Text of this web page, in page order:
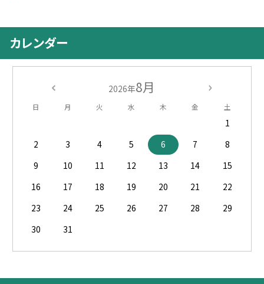
カレンダー
2026年8月
日 月 火 水 木 金 土
1
2
3 4 5 6 7
8
9
10 11 12 13 14
15
16
17 18 19 20 21
22
23
24 25 26 27 28
29
30
31